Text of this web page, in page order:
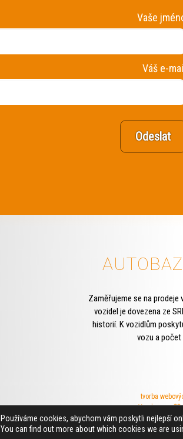
Vaše
Váš e-mail
Zaměřujeme se na prodeje
vozidel je dovezena ze
historií. K vozidlům
vozu a
tvorba
Vyrobeno s
Používáme cookies, abychom vám poskytli nejlepší
You can find out more about which cookies we are